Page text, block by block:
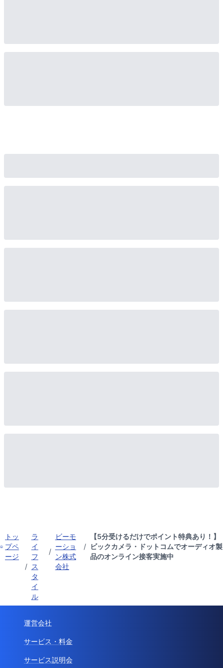
トッ
プペ
ージ
/
ラ
イ
フ
ス
タ
イ
ル
/
ビーモ
ーショ
ン株式
会社
/
【5分受けるだけでポイント特典あり！】
ビックカメラ・ドットコムでオーディオ製
品のオンライン接客実施中
運営会社
サービス・料金
サービス説明会